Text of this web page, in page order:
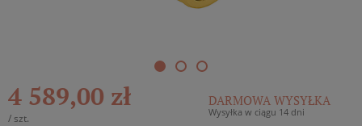
4 589,00 zł
/ szt.
DARMOWA WYSYŁKA
Wysyłka w ciągu 14 dni